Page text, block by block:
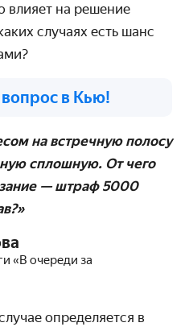
влияет на решение
случаях есть шанс
в Кью!
на встречную полосу
сплошную. От чего
— штраф 5000
«В очереди за
определяется в